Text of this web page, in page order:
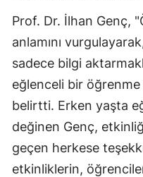
Prof. Dr. İlhan Genç,
anlamını
sadece bilgi
eğlenceli bir
belirtti. Erken yaşta
değinen Genç,
geçen herkese
etkinliklerin,